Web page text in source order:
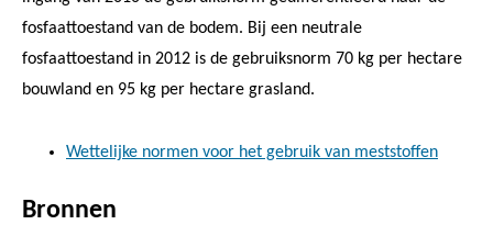
fosfaattoestand van de bodem. Bij een neutrale
fosfaattoestand in 2012 is de gebruiksnorm 70 kg per hectare
bouwland en 95 kg per hectare grasland.
Wettelijke normen voor het gebruik van meststoffen
Bronnen